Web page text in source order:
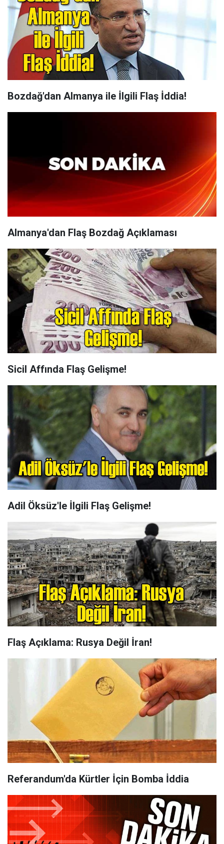
Bozdağ'dan Almanya ile İlgili Flaş İddia!
Almanya'dan Flaş Bozdağ Açıklaması
Sicil Affında Flaş Gelişme!
Adil Öksüz'le İlgili Flaş Gelişme!
Flaş Açıklama: Rusya Değil İran!
Referandum'da Kürtler İçin Bomba İddia